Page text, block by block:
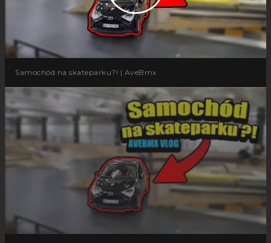
Samochód na skateparku?! | AveBmx